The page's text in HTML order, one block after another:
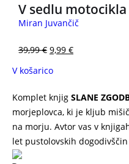
V sedlu motocikla
Miran Juvančič
39,99€ 9,99 €
V košarico
Komplet knjig SLANE
morjeplovca, ki je kljub
na morju. Avtor vas v
let pustolovskih